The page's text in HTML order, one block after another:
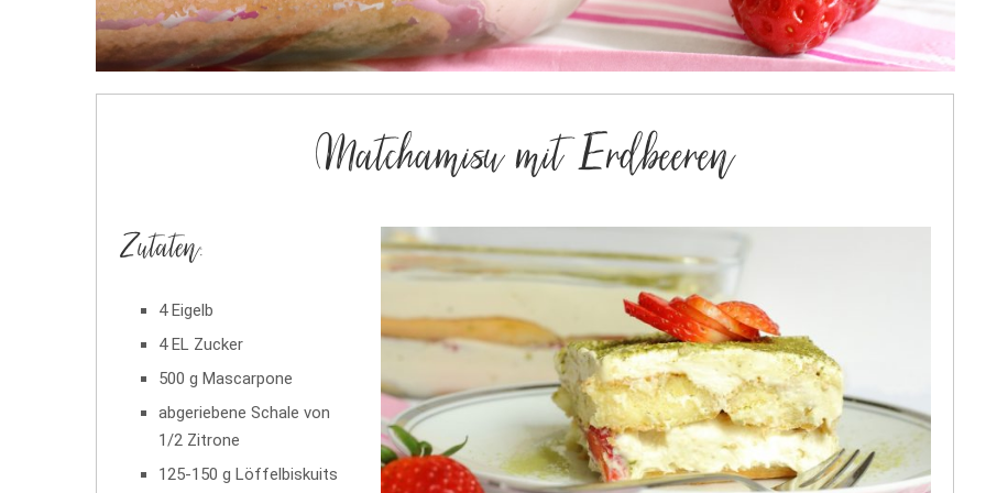
Matchamisu mit Erdbeeren
Zutaten:
4 Eigelb
4 EL Zucker
500 g Mascarpone
abgeriebene Schale von
1/2 Zitrone
125-150 g Löffelbiskuits